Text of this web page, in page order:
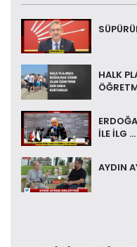
HALK
İLE İLG ...
AYDIN